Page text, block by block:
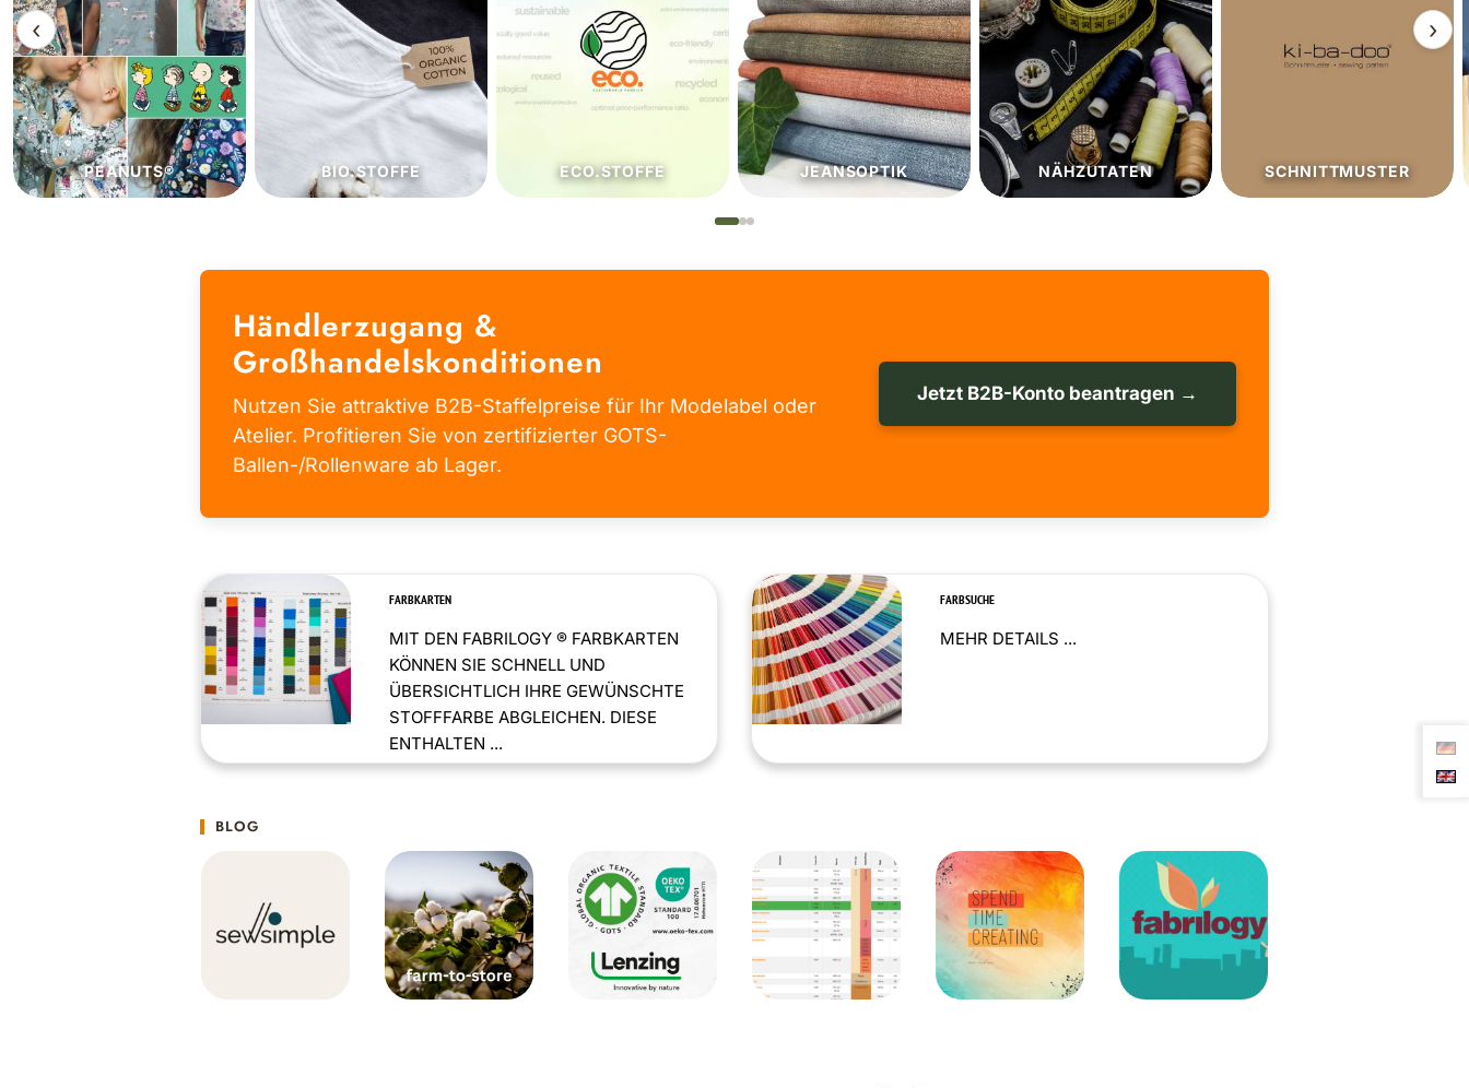
‹
BIO.STOFFE ECO.STOFFE JEANSOPTIK NÄHZUTATEN SCHNITTMUSTER SALE%
›
Händlerzugang &
Großhandelskonditionen
Nutzen Sie attraktive B2B-Staffelpreise für Ihr Modelabel oder
Atelier. Profitieren Sie von zertifizierter GOTS-
Ballen-/Rollenware ab Lager.
Jetzt B2B-Konto beantragen →
FARBKARTEN
MIT DEN FABRILOGY ® FARBKARTEN
KÖNNEN SIE SCHNELL UND
ÜBERSICHTLICH IHRE GEWÜNSCHTE
STOFFFARBE ABGLEICHEN. DIESE
ENTHALTEN ...
FARBSUCHE
MEHR DETAILS ...
BLOG